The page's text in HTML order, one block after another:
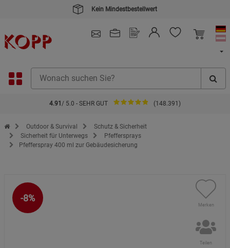
Kein Mindestbestellwert
4.91 / 5.0 - SEHR GUT (148.391)
Zur Startseite des Kopp Verlag Online-Shop
Outdoor & Survival
Schutz & Sicherheit
Sicherheit für Unterwegs
Pfeffersprays
Pfefferspray 400 ml zur Gebäudesicherung
-8%
Merken
Teilen